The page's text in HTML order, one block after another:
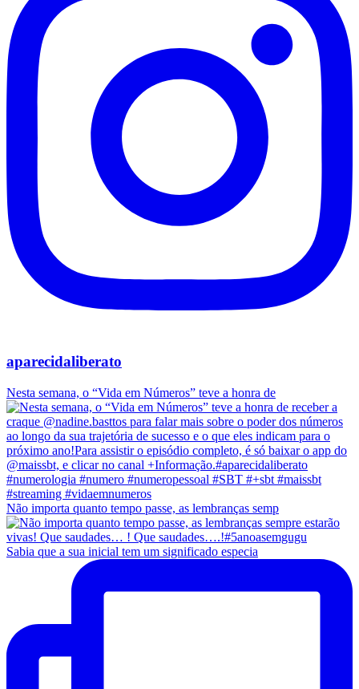
aparecidaliberato
Nesta semana, o “Vida em Números” teve a honra de
Não importa quanto tempo passe, as lembranças semp
Sabia que a sua inicial tem um significado especia